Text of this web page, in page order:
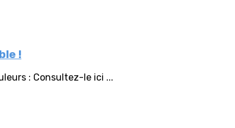
!
: Consultez-le ici ...